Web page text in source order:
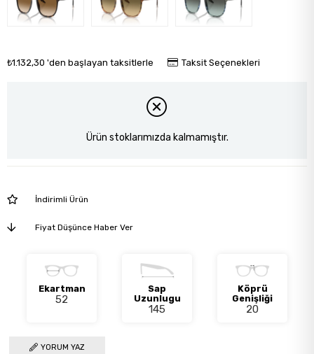
₺1.132,30 'den başlayan taksitlerle Taksit Seçenekleri
Ürün stoklarımızda kalmamıştır.
İndirimli Ürün
Fiyat Düşünce Haber Ver
Ekartman
52
Sap
Uzunlugu
145
Köprü
Genişliği
20
YORUM YAZ